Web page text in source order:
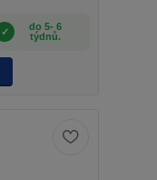
do 5- 6
týdnů.